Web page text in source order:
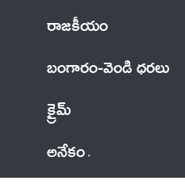
రాజకీయం
బంగారం-వెండి ధరలు
క్రైమ్
అనేకం